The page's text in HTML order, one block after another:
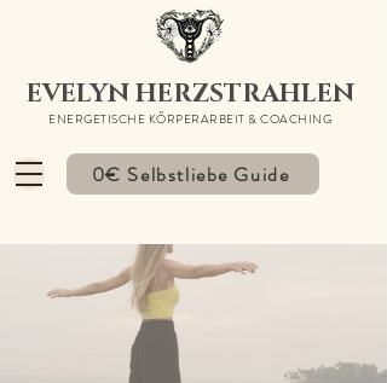
ENERGETISCHE KÖRPERARBEIT & COACHING
EVELYN HERZSTRAHLEN
0€ Selbstliebe Guide